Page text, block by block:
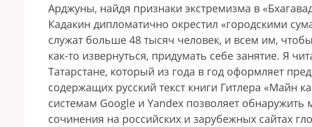
Арджуны, найдя признаки экстремизма в
Кадакин дипломатично окрестил «городскими
служат больше 48 тысяч человек, и всем им,
как-то извернуться, придумать себе занятие. Я
Татарстане, который из года в год оформляет
содержащих русский текст книги Гитлера «Майн
системам Google и Yandex позволяет обнаружить
сочинения на российских и зарубежных сайтах